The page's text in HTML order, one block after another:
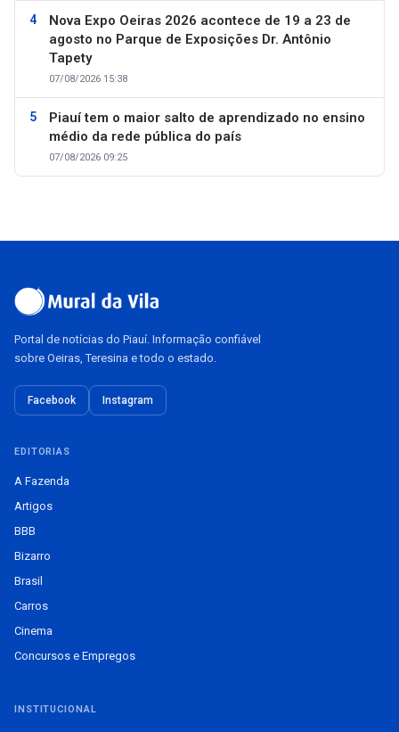
Nova Expo Oeiras 2026 acontece de 19 a 23 de
agosto no Parque de Exposições Dr. Antônio
Tapety
07/08/2026 15:38
Piauí tem o maior salto de aprendizado no ensino
médio da rede pública do país
07/08/2026 09:25
Portal de notícias do Piauí. Informação confiável
sobre Oeiras, Teresina e todo o estado.
Facebook Instagram
EDITORIAS
A Fazenda
Artigos
BBB
Bizarro
Brasil
Carros
Cinema
Concursos e Empregos
INSTITUCIONAL